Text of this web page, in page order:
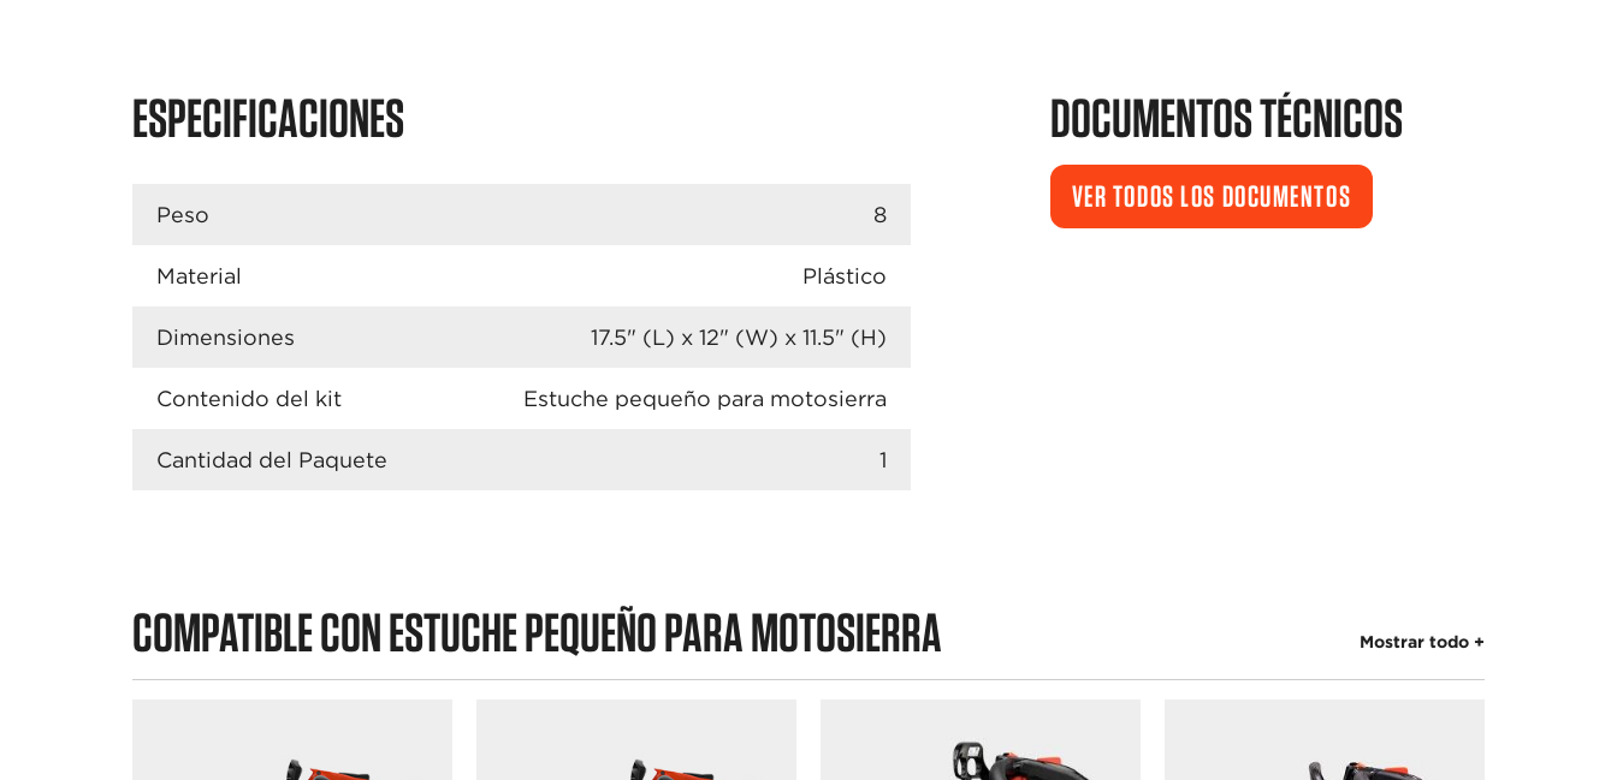
ESPECIFICACIONES
Peso 8
Material Plástico
Dimensiones 17.5" (L) x 12" (W) x 11.5" (H)
Contenido del kit Estuche pequeño para motosierra
Cantidad del Paquete 1
DOCUMENTOS TÉCNICOS
VER TODOS LOS DOCUMENTOS
COMPATIBLE CON ESTUCHE PEQUEÑO PARA MOTOSIERRA Mostrar todo